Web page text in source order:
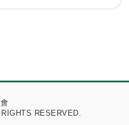
RESERVED.